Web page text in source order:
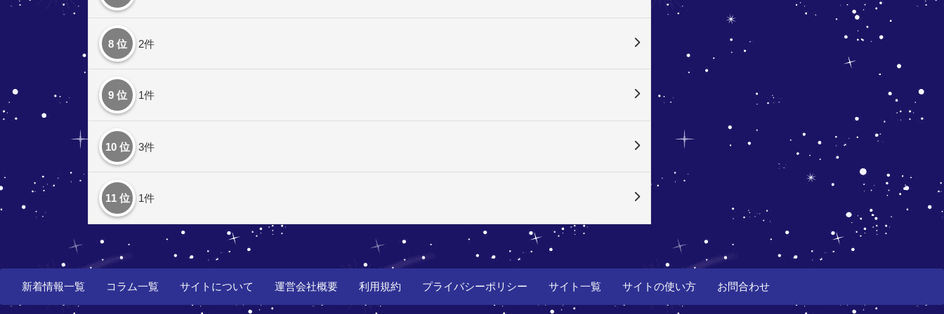
8 位 2件
9 位 1件
10 位 3件
11 位 1件
新着情報一覧 コラム一覧 サイトについて 運営会社概要 利用規約 プライバシーポリシー サイト一覧 サイトの使い方 お問合わせ